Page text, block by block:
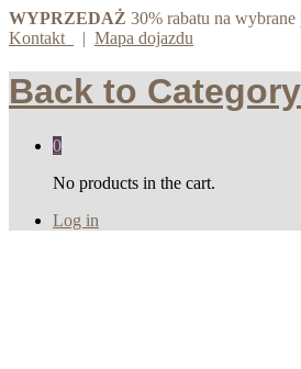
WYPRZEDAŻ 30% rabatu na wybrane
Kontakt
| Mapa dojazdu
Back to Category
0
No products in the cart.
Log in